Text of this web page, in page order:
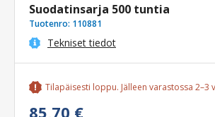
Suodatinsarja 500 tuntia
Tuotenro: 110881
Tekniset tiedot
Tilapäisesti loppu. Jälleen varastossa 2–3
85,70 €